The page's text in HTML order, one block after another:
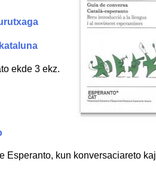
kataluna
ekde 3 ekz.
Esperanto, kun konversaciareto kaj